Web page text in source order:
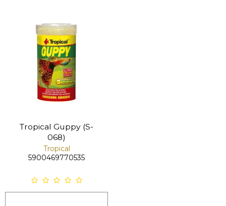
Tropical Guppy (S-
068)
Tropical
5900469770535